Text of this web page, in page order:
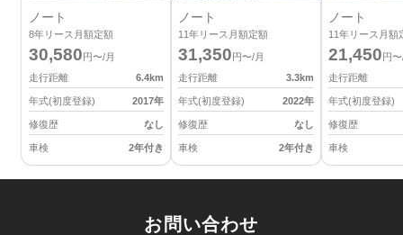
ノート
8年リース月額定額
30,580円〜/月
走行距離
6.4km
年式(初度登録) 2017年
修復歴 なし
車検 2年付き
ノート
11年リース月額定額
31,350円〜/月
走行距離
3.3km
年式(初度登録) 2022年
修復歴 なし
車検 2年付き
ノート
11年リース月額
21,450円
走行距離
年式(初度登録)
修復歴
車検
お問い合わせ